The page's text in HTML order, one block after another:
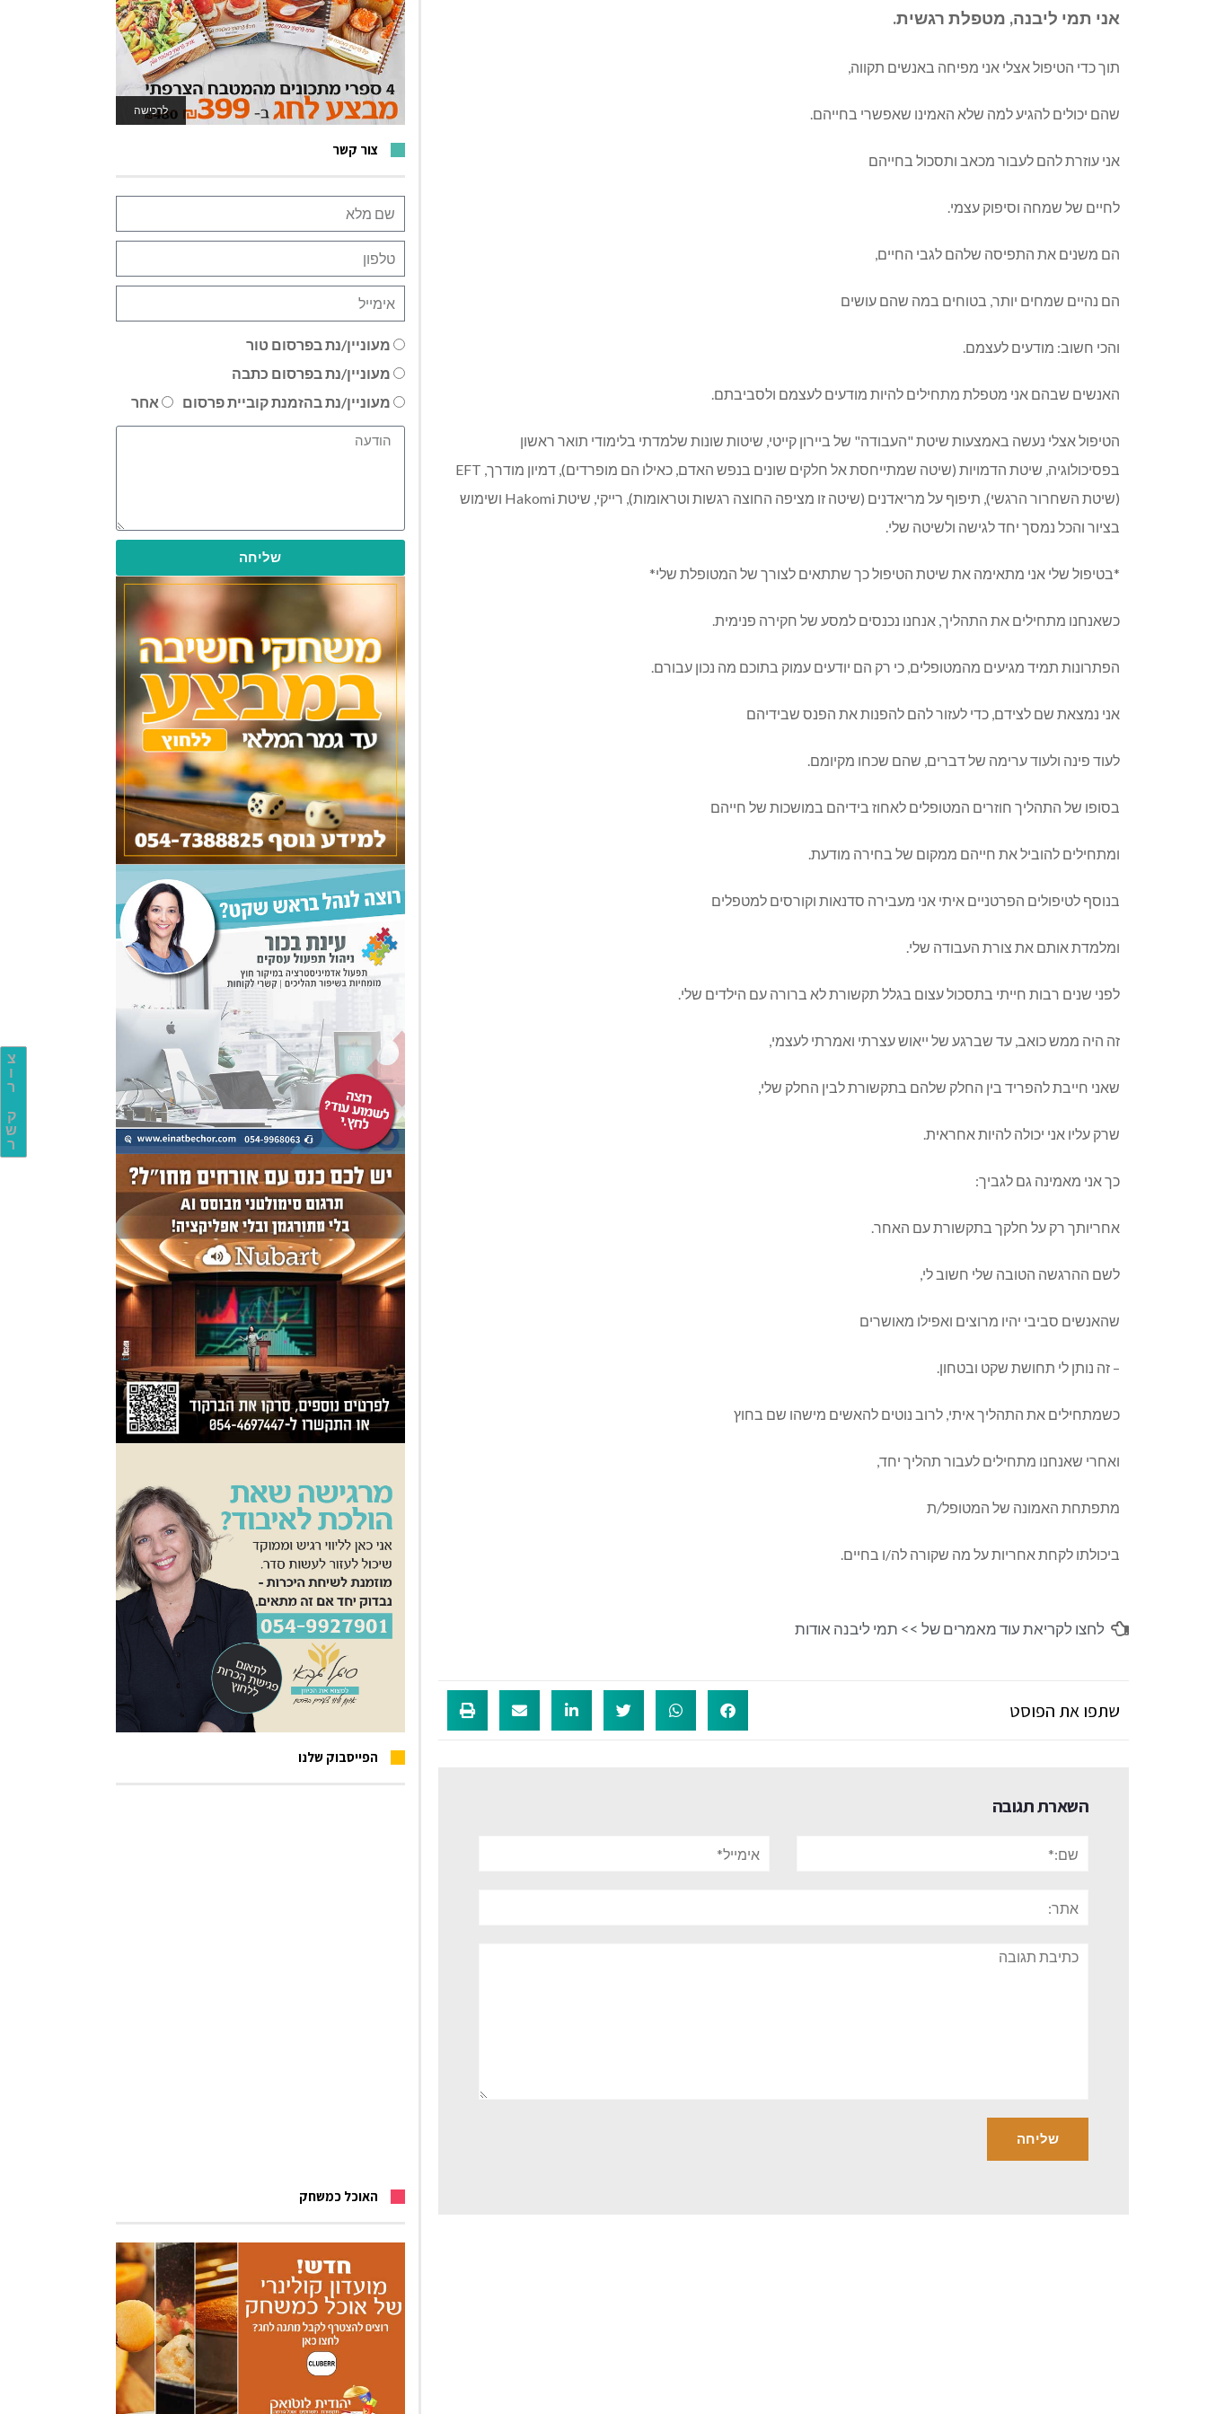
צ
ו
ר
ק
ש
ר
אני תמי ליבנה, מטפלת רגשית.
תוך כדי הטיפול אצלי אני מפיחה באנשים תקווה,
שהם יכולים להגיע למה שלא האמינו שאפשרי בחייהם.
אני עוזרת להם לעבור מכאב ותסכול בחייהם
לחיים של שמחה וסיפוק עצמי.
הם משנים את התפיסה שלהם לגבי החיים,
הם נהיים שמחים יותר, בטוחים במה שהם עושים
והכי חשוב: מודעים לעצמם.
האנשים שבהם אני מטפלת מתחילים להיות מודעים לעצמם ולסביבתם.
הטיפול אצלי נעשה באמצעות שיטת "העבודה" של ביירון קייטי, שיטות שונות שלמדתי בלימודי תואר ראשון
בפסיכולוגיה, שיטת הדמויות (שיטה שמתייחסת אל חלקים שונים בנפש האדם, כאילו הם מופרדים), דמיון מודרך, EFT
(שיטת השחרור הרגשי), תיפוף על מריאדנים (שיטה זו מציפה החוצה רגשות וטראומות), רייקי, שיטת Hakomi ושימוש
בציור והכל נמסך יחד לגישה ולשיטה שלי.
*בטיפול שלי אני מתאימה את שיטת הטיפול כך שתתאים לצורך של המטופלת שלי*
כשאנחנו מתחילים את התהליך, אנחנו נכנסים למסע של חקירה פנימית.
הפתרונות תמיד מגיעים מהמטופלים, כי רק הם יודעים עמוק בתוכם מה נכון עבורם.
אני נמצאת שם לצידם, כדי לעזור להם להפנות את הפנס שבידיהם
לעוד פינה ולעוד ערימה של דברים, שהם שכחו מקיומם.
בסופו של התהליך חוזרים המטופלים לאחוז בידיהם במושכות של חייהם
ומתחילים להוביל את חייהם ממקום של בחירה מודעת.
בנוסף לטיפולים הפרטניים איתי אני מעבירה סדנאות וקורסים למטפלים
ומלמדת אותם את צורת העבודה שלי.
לפני שנים רבות חייתי בתסכול עצום בגלל תקשורת לא ברורה עם הילדים שלי.
זה היה ממש כואב, עד שברגע של ייאוש עצרתי ואמרתי לעצמי,
שאני חייבת להפריד בין החלק שלהם בתקשורת לבין החלק שלי,
שרק עליו אני יכולה להיות אחראית.
כך אני מאמינה גם לגביך:
אחריותך רק על חלקך בתקשורת עם האחר.
לשם ההרגשה הטובה שלי חשוב לי,
שהאנשים סביבי יהיו מרוצים ואפילו מאושרים
– זה נותן לי תחושת שקט ובטחון.
כשמתחילים את התהליך איתי, לרוב נוטים להאשים מישהו שם בחוץ
ואחרי שאנחנו מתחילים לעבור תהליך יחד,
מתפתחת האמונה של המטופל/ת
ביכולתו לקחת אחריות על מה שקורה לה/ו בחיים.
לחצו לקריאת עוד מאמרים של >> תמי ליבנה אודות
שתפו את הפוסט
השארת תגובה
תגובה
לרכישה
לאתר המשחקים
צור קשר
מעוניין/נת בפרסום טור
מעוניין/נת בפרסום כתבה
מעוניין/נת בהזמנת קוביית פרסום
אחר
שליחה
הפייסבוק שלנו
האוכל כמשחק